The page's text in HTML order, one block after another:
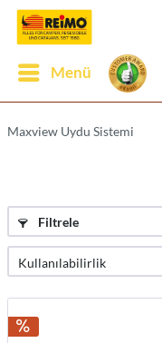
Menü
Maxview Uydu Sistemi
Filtrele